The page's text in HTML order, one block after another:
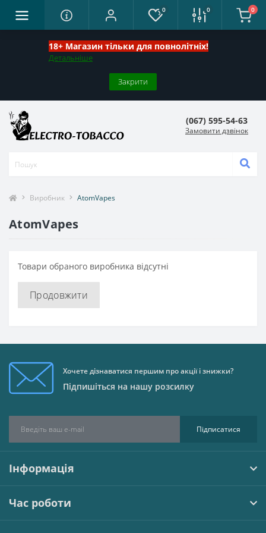
18+ Магазин тільки для повнолітніх!
Детальніше
Закрити
0 0 0
(067) 595-54-63
Замовити дзвінок
Виробник AtomVapes
AtomVapes
Товари обраного виробника відсутні
Продовжити
Хочете дізнаватися першим про акції і знижки?
Підпишіться на нашу розсилку
Підписатися
Інформація
Час роботи